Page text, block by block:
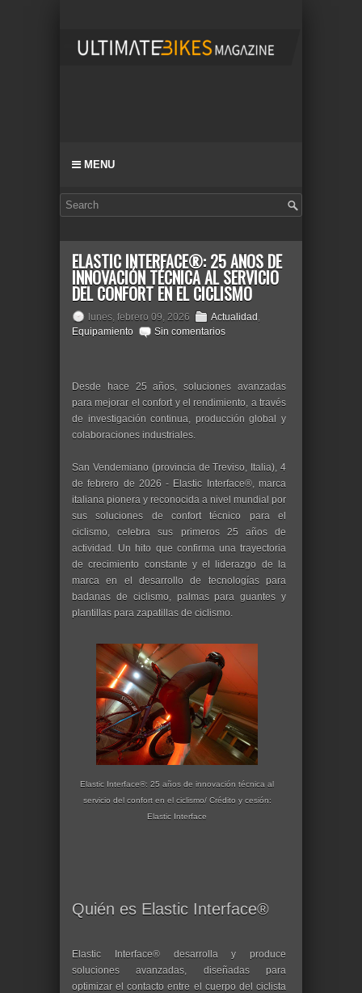
MENU
ELASTIC INTERFACE®: 25 AÑOS DE
INNOVACIÓN TÉCNICA AL SERVICIO
DEL CONFORT EN EL CICLISMO
lunes, febrero 09, 2026 Actualidad ,
Equipamiento
Sin comentarios
Desde hace 25 años, soluciones avanzadas
para mejorar el confort y el rendimiento, a través
de investigación continua, producción global y
colaboraciones industriales.
San Vendemiano (provincia de Treviso, Italia), 4
de febrero de 2026 - Elastic Interface®, marca
italiana pionera y reconocida a nivel mundial por
sus soluciones de confort técnico para el
ciclismo, celebra sus primeros 25 años de
actividad. Un hito que confirma una trayectoria
de crecimiento constante y el liderazgo de la
marca en el desarrollo de tecnologías para
badanas de ciclismo, palmas para guantes y
plantillas para zapatillas de ciclismo.
Elastic Interface®: 25 años de innovación técnica al
servicio del confort en el ciclismo/ Crédito y cesión:
Elastic Interface
Quién es Elastic Interface®
Elastic Interface® desarrolla y produce
soluciones avanzadas, diseñadas para
optimizar el contacto entre el cuerpo del ciclista